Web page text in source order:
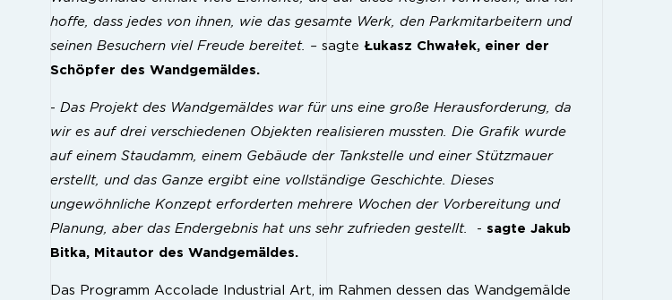
hoffe, dass jedes von ihnen, wie das gesamte Werk, den Parkmitarbeitern und
seinen Besuchern viel Freude bereitet. – sagte Łukasz Chwałek, einer der
Schöpfer des Wandgemäldes.
- Das Projekt des Wandgemäldes war für uns eine große Herausforderung, da
wir es auf drei verschiedenen Objekten realisieren mussten. Die Grafik wurde
auf einem Staudamm, einem Gebäude der Tankstelle und einer Stützmauer
erstellt, und das Ganze ergibt eine vollständige Geschichte. Dieses
ungewöhnliche Konzept erforderten mehrere Wochen der Vorbereitung und
Planung, aber das Endergebnis hat uns sehr zufrieden gestellt.
- sagte Jakub
Bitka, Mitautor des Wandgemäldes.
Das Programm Accolade Industrial Art, im Rahmen dessen das Wandgemälde